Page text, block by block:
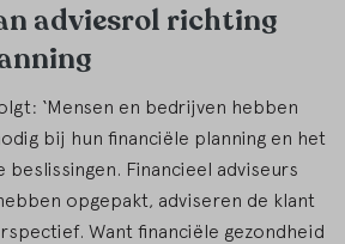
adviesrol richting
‘Mensen en bedrijven hebben
bij hun financiële planning en het
beslissingen. Financieel adviseurs
opgepakt, adviseren de klant
Want financiële gezondheid